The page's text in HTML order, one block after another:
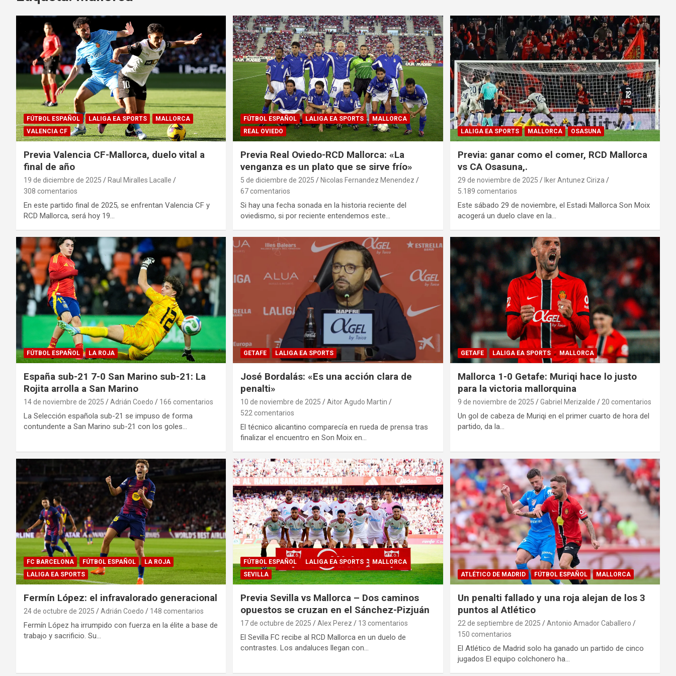
FÚTBOL ESPAÑOL LALIGA EA SPORTS
MALLORCA
VALENCIA CF
Previa Valencia CF-Mallorca, duelo vital a
final de año
19 de diciembre de 2025
Raul Miralles Lacalle
308 comentarios
En este partido final de 2025, se enfrentan Valencia CF y
RCD Mallorca, será hoy 19…
FÚTBOL ESPAÑOL LALIGA EA SPORTS
MALLORCA
REAL OVIEDO
Previa Real Oviedo-RCD Mallorca: «La
venganza es un plato que se sirve frío»
5 de diciembre de 2025
Nicolas Fernandez Menendez
67 comentarios
Si hay una fecha sonada en la historia reciente del
oviedismo, si por reciente entendemos este…
LALIGA EA SPORTS MALLORCA OSASUNA
Previa: ganar como el comer, RCD Mallorca
vs CA Osasuna,.
29 de noviembre de 2025
Iker Antunez Ciriza
5.189 comentarios
Este sábado 29 de noviembre, el Estadi Mallorca Son Moix
acogerá un duelo clave en la…
FÚTBOL ESPAÑOL LA ROJA
España sub-21 7-0 San Marino sub-21: La
Rojita arrolla a San Marino
14 de noviembre de 2025 Adrián Coedo 166 comentarios
La Selección española sub-21 se impuso de forma
contundente a San Marino sub-21 con los goles…
GETAFE LALIGA EA SPORTS
José Bordalás: «Es una acción clara de
penalti»
10 de noviembre de 2025
Aitor Agudo Martin
522 comentarios
El técnico alicantino comparecía en rueda de prensa tras
finalizar el encuentro en Son Moix en…
GETAFE LALIGA EA SPORTS MALLORCA
Mallorca 1-0 Getafe: Muriqi hace lo justo
para la victoria mallorquina
9 de noviembre de 2025 Gabriel Merizalde 20 comentarios
Un gol de cabeza de Muriqi en el primer cuarto de hora del
partido, da la…
FC BARCELONA FÚTBOL ESPAÑOL
LA ROJA
LALIGA EA SPORTS
Fermín López: el infravalorado generacional
24 de octubre de 2025 Adrián Coedo 148 comentarios
Fermín López ha irrumpido con fuerza en la élite a base de
trabajo y sacrificio. Su…
FÚTBOL ESPAÑOL LALIGA EA SPORTS
MALLORCA
SEVILLA
Previa Sevilla vs Mallorca – Dos caminos
opuestos se cruzan en el Sánchez-Pizjuán
17 de octubre de 2025 Alex Perez 13 comentarios
El Sevilla FC recibe al RCD Mallorca en un duelo de
contrastes. Los andaluces llegan con…
ATLÉTICO DE MADRID FÚTBOL ESPAÑOL MALLORCA
Un penalti fallado y una roja alejan de los 3
puntos al Atlético
22 de septiembre de 2025
Antonio Amador Caballero
150 comentarios
El Atlético de Madrid solo ha ganado un partido de cinco
jugados El equipo colchonero ha…